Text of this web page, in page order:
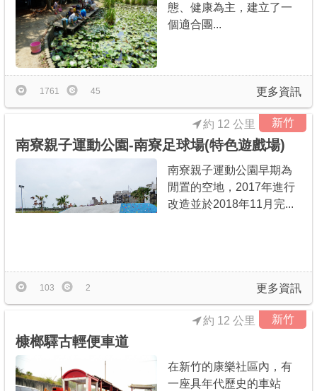
態、健康為主，建立了一
個適合團...
更多資訊
1761 45
新竹
約 12 公里
南寮親子運動公園-南寮足球場(特色遊戲場)
南寮親子運動公園早期為
閒置的空地，2017年進行
改造並於2018年11月完...
更多資訊
103 2
新竹
約 12 公里
槺榔驛古輕便車道
在新竹的康樂社區內，有
一座具年代歷史的車站